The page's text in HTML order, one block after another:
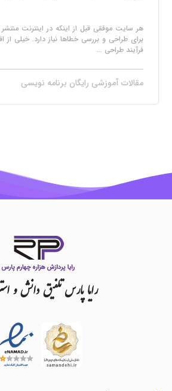
هر سایت موفقی قبل از اینکه در اینترنت
برای طراحی و بررسی خطاها نیاز دارد. خیلی از
فرآیند طراحی ...
مقالات آموزشی رایگان برنامه نویسی
رایاپارستلفیقدانشو